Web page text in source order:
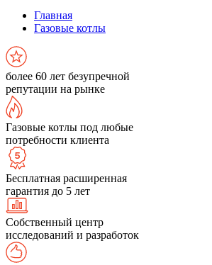
Главная
Газовые котлы
более 60 лет безупречной
репутации на рынке
Газовые котлы под любые
потребности клиента
Бесплатная расширенная
гарантия до 5 лет
Собственный центр
исследований и разработок